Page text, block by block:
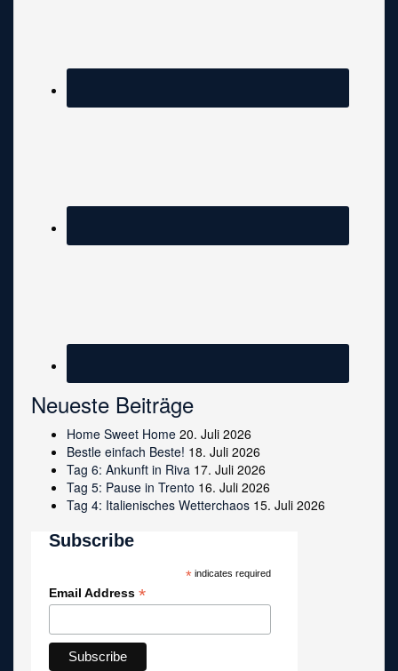
Neueste Beiträge
Home Sweet Home 20. Juli 2026
Bestle einfach Beste! 18. Juli 2026
Tag 6: Ankunft in Riva 17. Juli 2026
Tag 5: Pause in Trento 16. Juli 2026
Tag 4: Italienisches Wetterchaos 15. Juli 2026
Subscribe
*indicates required
Email Address *